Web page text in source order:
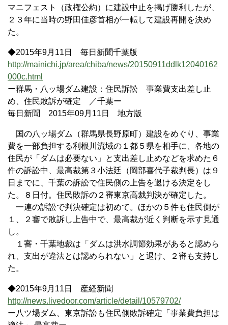
マニフェスト（政権公約）に建設中止を掲げ勝利したが、
２３年に当時の野田佳彦首相が一転して建設再開を決め
た。
◆2015年9月11日 毎日新聞千葉版
http://mainichi.jp/area/chiba/news/20150911ddlk12040162
000c.html
ー群馬・八ッ場ダム建設：住民訴訟 事業費支出差し止
め、住民敗訴が確定 ／千葉ー
毎日新聞 2015年09月11日 地方版
国の八ッ場ダム（群馬県長野原町）建設をめぐり、事業
費を一部負担する利根川流域の１都５県を相手に、各地の
住民が「ダムは必要ない」と支出差し止めなどを求めた６
件の訴訟中、最高裁第３小法廷（岡部喜代子裁判長）は９
日までに、千葉の訴訟で住民側の上告を退ける決定をし
た。８日付。住民敗訴の２審東京高裁判決が確定した。
一連の訴訟で判決確定は初めて。ほかの５件も住民側が
１、２審で敗訴し上告中で、最高裁が近く判断を示す見通
し。
１審・千葉地裁は「ダムは洪水調節効果があると認めら
れ、支出が違法とは認められない」と退け、２審も支持し
た。
◆2015年9月11日 産経新聞
http://news.livedoor.com/article/detail/10579702/
ー八ツ場ダム、東京訴訟も住民側敗訴確定「事業費負担は